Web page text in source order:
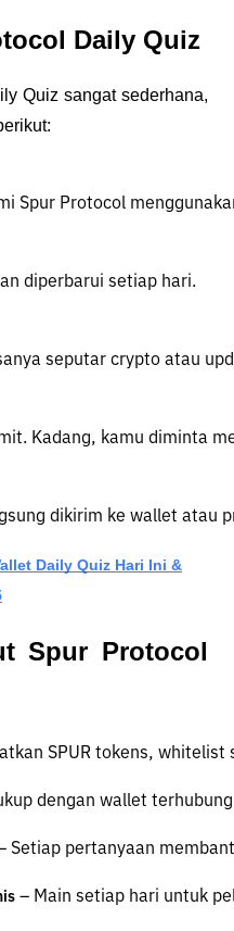
Daily Quiz
Quiz sangat sederhana,
Spur Protocol
diperbarui setiap hari.
seputar crypto atau
Kadang, kamu diminta
dikirim ke wallet atau
Daily Quiz Hari Ini &
Spur Protocol
SPUR tokens, whitelist
dengan wallet
Setiap pertanyaan
– Main setiap hari untuk